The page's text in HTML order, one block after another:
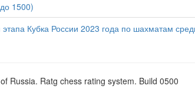
1500)
Кубка России 2023 года по шахматам
Russia. Ratg chess rating system. Build 0500